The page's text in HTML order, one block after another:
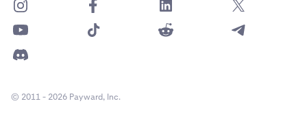
© 2011 - 2026 Payward, Inc.